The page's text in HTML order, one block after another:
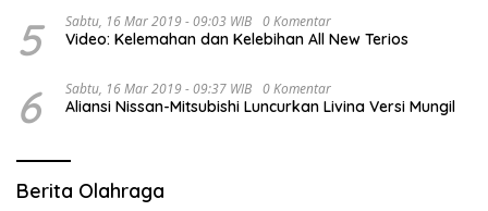
5 Sabtu, 16 Mar 2019 - 09:03 WIB 0 Komentar
Video: Kelemahan dan Kelebihan All New Terios
6 Sabtu, 16 Mar 2019 - 09:37 WIB 0 Komentar
Aliansi Nissan-Mitsubishi Luncurkan Livina Versi Mungil
Berita Olahraga